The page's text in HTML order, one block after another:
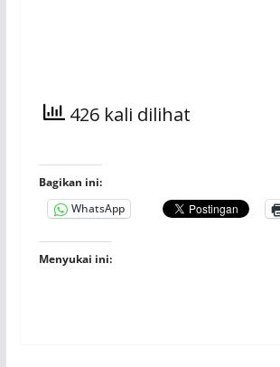
426 kali dilihat
Bagikan ini:
WhatsApp
Menyukai ini: